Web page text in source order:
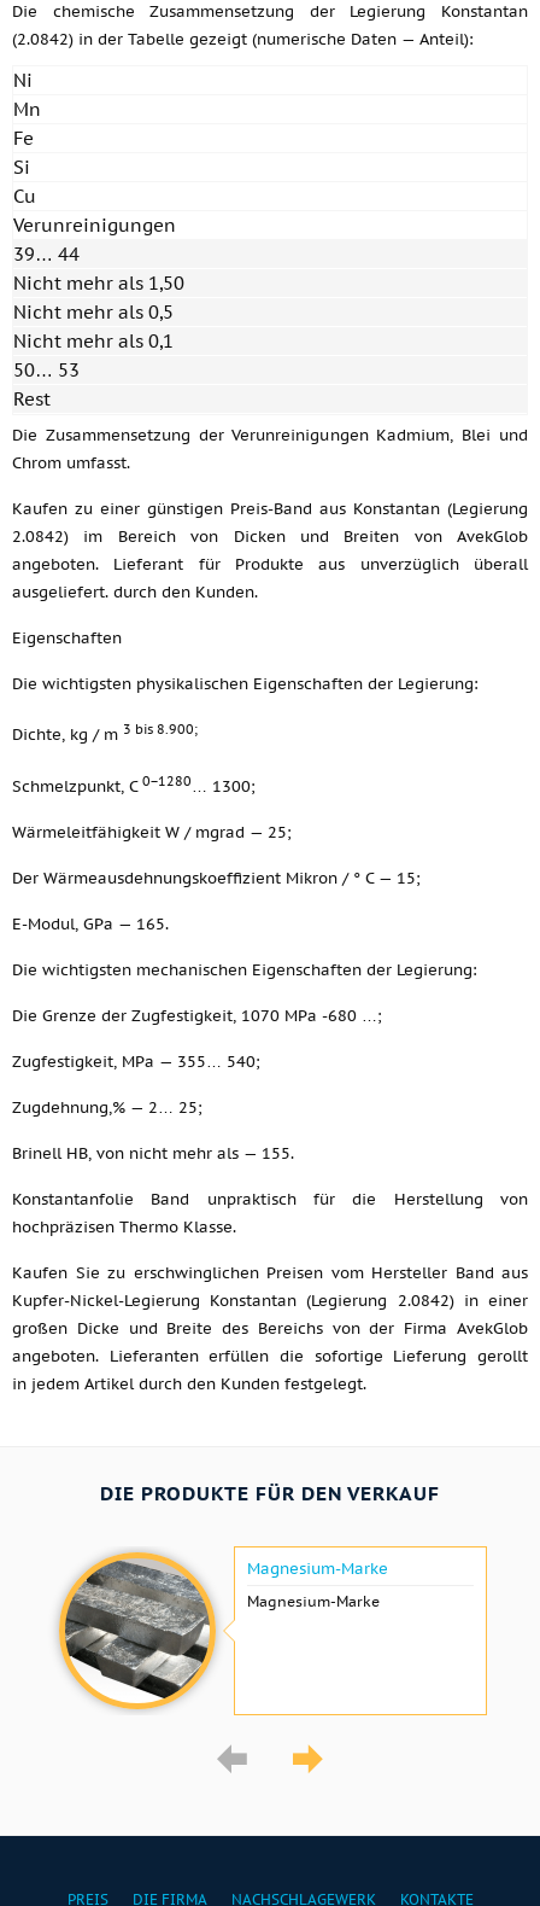
Die chemische Zusammensetzung der Legierung Konstantan
(2.0842) in der Tabelle gezeigt (numerische Daten — Anteil):
Ni
Mn
Fe
Si
Cu
Verunreinigungen
39… 44
Nicht mehr als 1,50
Nicht mehr als 0,5
Nicht mehr als 0,1
50… 53
Rest
Die Zusammensetzung der Verunreinigungen Kadmium, Blei und
Chrom umfasst.
Kaufen zu einer günstigen Preis-Band aus Konstantan (Legierung
2.0842) im Bereich von Dicken und Breiten von AvekGlob
angeboten. Lieferant für Produkte aus unverzüglich überall
ausgeliefert. durch den Kunden.
Eigenschaften
Die wichtigsten physikalischen Eigenschaften der Legierung:
Dichte, kg / m 3 bis 8.900;
Schmelzpunkt, C 0−1280… 1300;
Wärmeleitfähigkeit W / mgrad — 25;
Der Wärmeausdehnungskoeffizient Mikron / ° C — 15;
E-Modul, GPa — 165.
Die wichtigsten mechanischen Eigenschaften der Legierung:
Die Grenze der Zugfestigkeit, 1070 MPa -680 …;
Zugfestigkeit, MPa — 355… 540;
Zugdehnung,% — 2… 25;
Brinell HB, von nicht mehr als — 155.
Konstantanfolie Band unpraktisch für die Herstellung von
hochpräzisen Thermo Klasse.
Kaufen Sie zu erschwinglichen Preisen vom Hersteller Band aus
Kupfer-Nickel-Legierung Konstantan (Legierung 2.0842) in einer
großen Dicke und Breite des Bereichs von der Firma AvekGlob
angeboten. Lieferanten erfüllen die sofortige Lieferung gerollt
in jedem Artikel durch den Kunden festgelegt.
DIE PRODUKTE FÜR DEN VERKAUF
Magnesium-Marke
Magnesium-Marke
PREIS DIE FIRMA NACHSCHLAGEWERK KONTAKTE